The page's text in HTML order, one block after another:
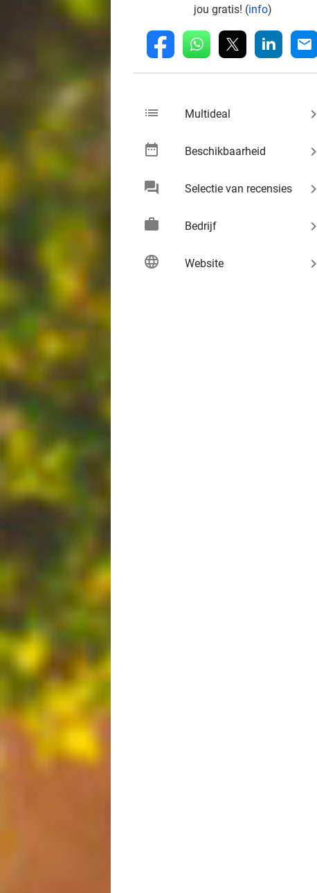
jou gratis! (info)
fb whatsapp linkedin mail
list Multideal keyboard_arrow_right
date_range Beschikbaarheid keyboard_arrow_right
chat Selectie van recensies keyboard_arrow_right
work Bedrijf keyboard_arrow_right
language Website keyboard_arrow_right